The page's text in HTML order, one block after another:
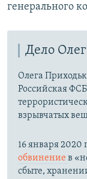
генерального
Дело
Олега
Российская
взрывчатых
16 января 2020
обвинение в
сбыте,